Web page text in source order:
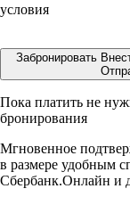
условия
Забронировать
Пока платить не
бронирования
Мгновенное
в размере удобным
Сбербанк.Онлайн и